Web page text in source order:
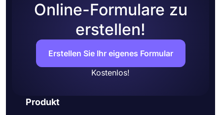
Teilen Sie es schließlich in den sozialen
Medien oder betten Sie es auf einer Webseite
Online-Formulare zu
erstellen!
Erstellen Sie Ihr eigenes Formular
Kostenlos!
Produkt